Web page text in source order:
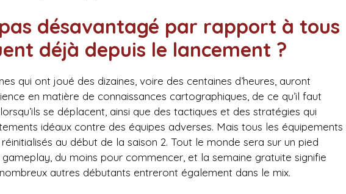
désavantagé par rapport à tous
déjà depuis le lancement ?
qui ont joué des dizaines, voire des centaines d’heures, auront
en matière de connaissances cartographiques, de ce qu’il faut
se déplacent, ainsi que des tactiques et des stratégies qui
idéaux contre des équipes adverses. Mais tous les équipements
au début de la saison 2. Tout le monde sera sur un pied
du moins pour commencer, et la semaine gratuite signifie
autres débutants entreront également dans le mix.